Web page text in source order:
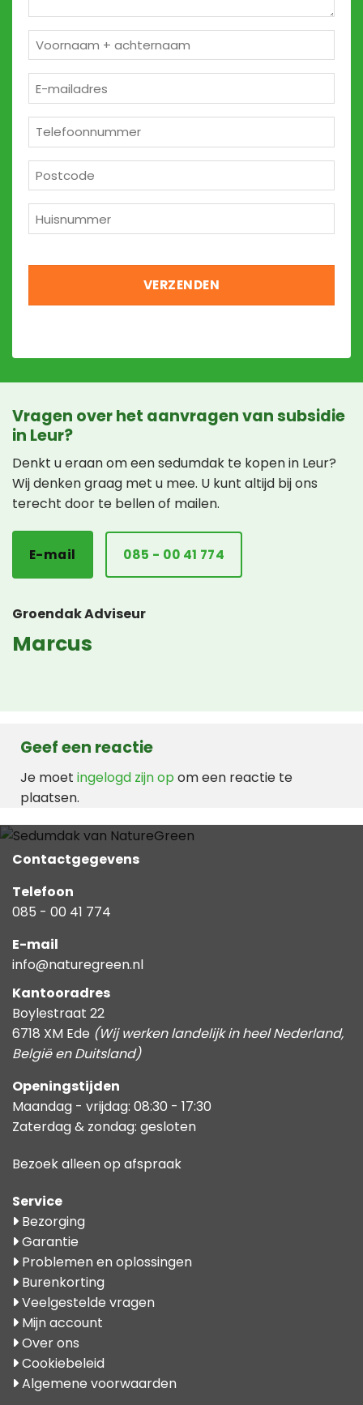
Naam
*
mailadres
*
*
*
Vragen over het aanvragen van subsidie
in Leur?
Denkt u eraan om een sedumdak te kopen in Leur?
Wij denken graag met u mee. U kunt altijd bij ons
terecht door te bellen of mailen.
E-mail 085 - 00 41 774
Groendak Adviseur
Marcus
Geef een reactie
Je moet ingelogd zijn op om een reactie te
plaatsen.
Contactgegevens
Telefoon
085 - 00 41 774
E-mail
info@naturegreen.nl
Kantooradres
Boylestraat 22
6718 XM Ede (Wij werken landelijk in heel Nederland,
België en Duitsland)
Openingstijden
Maandag - vrijdag: 08:30 - 17:30
Zaterdag & zondag: gesloten
Bezoek alleen op afspraak
Service
Bezorging
Garantie
Problemen en oplossingen
Burenkorting
Veelgestelde vragen
Mijn account
Over ons
Cookiebeleid
Algemene voorwaarden